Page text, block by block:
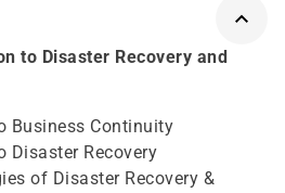
to Disaster Recovery and
Business Continuity
Disaster Recovery
of Disaster Recovery &